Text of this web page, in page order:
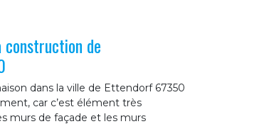
de
dans la ville de Ettendorf 67350
car c’est élément très
murs de façade et les murs